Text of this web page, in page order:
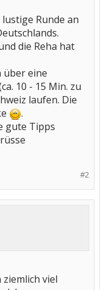
Runde an
die Reha hat
über eine
10 - 15 Min. zu
laufen. Die
.
gute Tipps
#2
viel